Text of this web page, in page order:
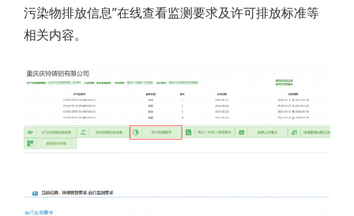
污染物排放信息”在线查看监测要求及许可排放标准等
相关内容。